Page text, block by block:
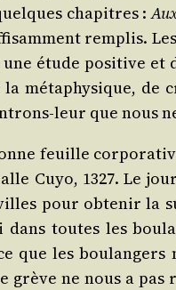
cha­pitres :
rem­plis.
étude posi­tive
méta­phy­sique,
leur que nous
feuille
Cuyo, 1327. Le
pour obte­nir la
toutes les
que les
ne nous a